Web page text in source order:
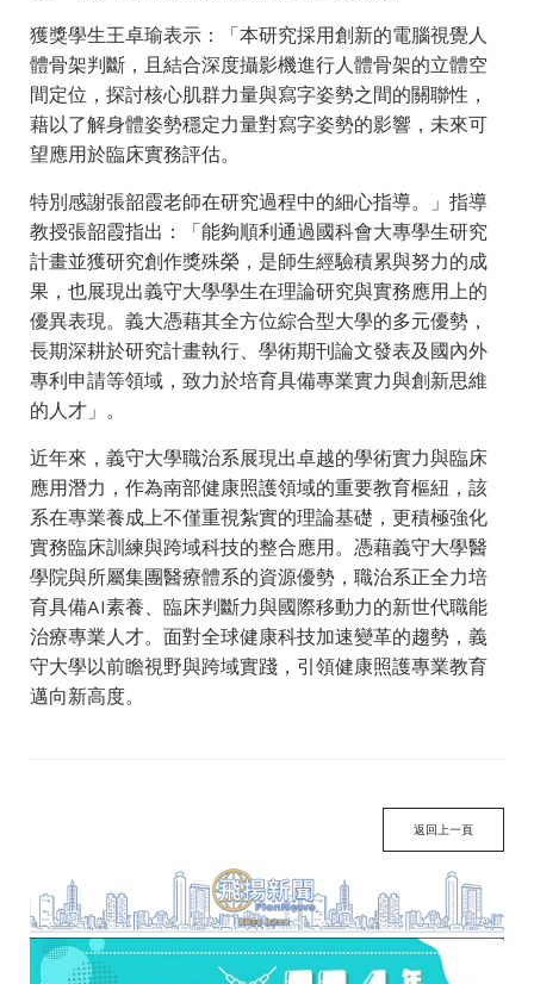
獲獎學生王卓瑜表示：「本研究採用創新的電腦視覺人
體骨架判斷，且結合深度攝影機進行人體骨架的立體空
間定位，探討核心肌群力量與寫字姿勢之間的關聯性，
藉以了解身體姿勢穩定力量對寫字姿勢的影響，未來可
望應用於臨床實務評估。
特別感謝張韶霞老師在研究過程中的細心指導。」指導
教授張韶霞指出：「能夠順利通過國科會大專學生研究
計畫並獲研究創作獎殊榮，是師生經驗積累與努力的成
果，也展現出義守大學學生在理論研究與實務應用上的
優異表現。義大憑藉其全方位綜合型大學的多元優勢，
長期深耕於研究計畫執行、學術期刊論文發表及國內外
專利申請等領域，致力於培育具備專業實力與創新思維
的人才」。
近年來，義守大學職治系展現出卓越的學術實力與臨床
應用潛力，作為南部健康照護領域的重要教育樞紐，該
系在專業養成上不僅重視紮實的理論基礎，更積極強化
實務臨床訓練與跨域科技的整合應用。憑藉義守大學醫
學院與所屬集團醫療體系的資源優勢，職治系正全力培
育具備AI素養、臨床判斷力與國際移動力的新世代職能
治療專業人才。面對全球健康科技加速變革的趨勢，義
守大學以前瞻視野與跨域實踐，引領健康照護專業教育
邁向新高度。
返回上一頁